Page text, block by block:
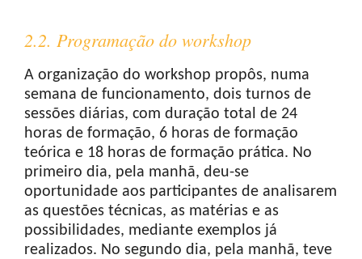
2.2. Programação do workshop
A organização do workshop propôs, numa
semana de funcionamento, dois turnos de
sessões diárias, com duração total de 24
horas de formação, 6 horas de formação
teórica e 18 horas de formação prática. No
primeiro dia, pela manhã, deu-se
oportunidade aos participantes de analisarem
as questões técnicas, as matérias e as
possibilidades, mediante exemplos já
realizados. No segundo dia, pela manhã, teve